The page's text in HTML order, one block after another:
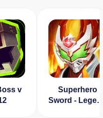
v
Superhero
Sword - Legend